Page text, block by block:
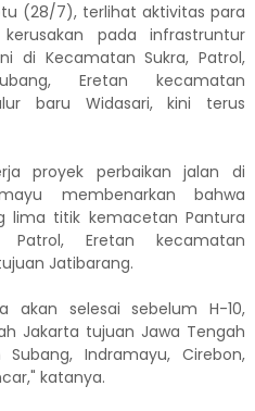
(28/7), terlihat aktivitas para
pada infrastruntur
di Kecamatan Sukra, Patrol,
Eretan kecamatan
baru Widasari, kini terus
proyek perbaikan jalan di
membenarkan bahwa
lima titik kemacetan Pantura
Patrol, Eretan kecamatan
Jatibarang.
akan selesai sebelum H-10,
Jakarta tujuan Jawa Tengah
Indramayu, Cirebon,
katanya.